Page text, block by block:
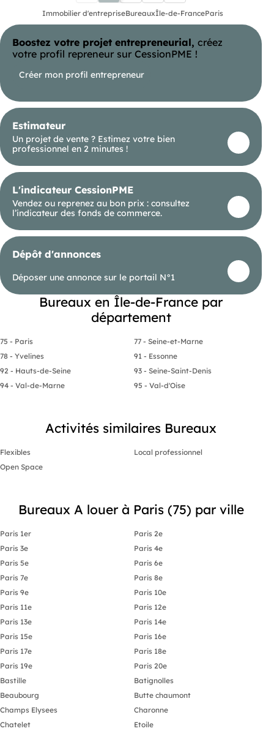
une visite. Ne manquez pas cette opportunité !
Bus Faubourg Saint-Denis (BUS-32) Metro
(METRO-4, 5, 7) Métro Bonne Nouvelle (METO 8, 9)
RER Magenta (RER E) Train Gare de l'Est (P)
Immobilier d'entrepriseBureauxÎle-de-FranceParis
Boostez votre projet entrepreneurial, créez
votre profil repreneur sur CessionPME !
Créer mon profil entrepreneur
Estimateur
Un projet de vente ? Estimez votre bien
professionnel en 2 minutes !
L'indicateur CessionPME
Vendez ou reprenez au bon prix : consultez
l’indicateur des fonds de commerce.
Dépôt d'annonces
Déposer une annonce sur le portail N°1
Bureaux en Île-de-France par
département
75 - Paris
77 - Seine-et-Marne
78 - Yvelines
91 - Essonne
92 - Hauts-de-Seine
93 - Seine-Saint-Denis
94 - Val-de-Marne
95 - Val-d'Oise
Activités similaires Bureaux
Flexibles
Local professionnel
Open Space
Bureaux A louer à Paris (75) par ville
Paris 1er
Paris 2e
Paris 3e
Paris 4e
Paris 5e
Paris 6e
Paris 7e
Paris 8e
Paris 9e
Paris 10e
Paris 11e
Paris 12e
Paris 13e
Paris 14e
Paris 15e
Paris 16e
Paris 17e
Paris 18e
Paris 19e
Paris 20e
Bastille
Batignolles
Beaubourg
Butte chaumont
Champs Elysees
Charonne
Chatelet
Etoile